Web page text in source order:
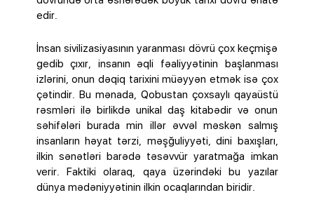
edir.
İnsan sivilizasiyasının yaranması dövrü çox keçmişə
gedib çıxır, insanın əqli fəaliyyətinin başlanması
izlərini, onun dəqiq tarixini müəyyən etmək isə çox
çətindir. Bu mənada, Qobustan çoxsaylı qayaüstü
rəsmləri ilə birlikdə unikal daş kitabədir və onun
səhifələri burada min illər əvvəl məskən salmış
insanların həyat tərzi, məşğuliyyəti, dini baxışları,
ilkin sənətləri barədə təsəvvür yaratmağa imkan
verir. Faktiki olaraq, qaya üzərindəki bu yazılar
dünya mədəniyyətinin ilkin ocaqlarından biridir.